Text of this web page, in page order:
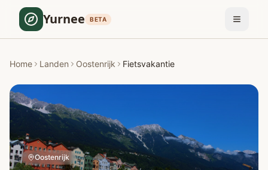
Yurnee BETA
Home Landen Oostenrijk Fietsvakantie
Oostenrijk